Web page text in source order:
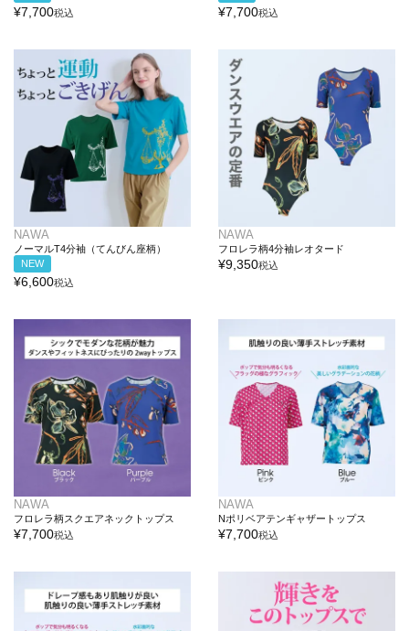
¥7,700税込 ¥7,700税込
NAWA
ノーマルT4分袖（てんびん座柄）
NEW
¥6,600税込
NAWA
フロレラ柄4分袖レオタード
¥9,350税込
NAWA
フロレラ柄スクエアネックトップス
¥7,700税込
NAWA
Nポリベアテンギャザートップス
¥7,700税込